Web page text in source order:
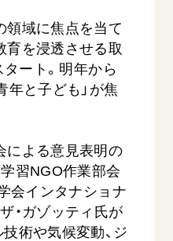
ト
すべて見る
領域に焦点を当て
育を浸透させる取
タート。明年から
年と子ども」が焦
による意見表明の
習NGO作業部会
会インタナショナ
・ガゾッティ氏が
術や気候変動、ジ